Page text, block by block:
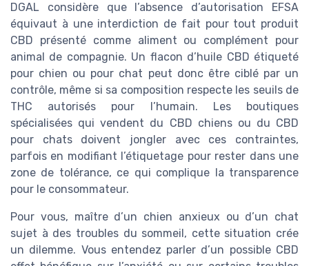
DGAL considère que l’absence d’autorisation EFSA
équivaut à une interdiction de fait pour tout produit
CBD présenté comme aliment ou complément pour
animal de compagnie. Un flacon d’huile CBD étiqueté
pour chien ou pour chat peut donc être ciblé par un
contrôle, même si sa composition respecte les seuils de
THC autorisés pour l’humain. Les boutiques
spécialisées qui vendent du CBD chiens ou du CBD
pour chats doivent jongler avec ces contraintes,
parfois en modifiant l’étiquetage pour rester dans une
zone de tolérance, ce qui complique la transparence
pour le consommateur.
Pour vous, maître d’un chien anxieux ou d’un chat
sujet à des troubles du sommeil, cette situation crée
un dilemme. Vous entendez parler d’un possible CBD